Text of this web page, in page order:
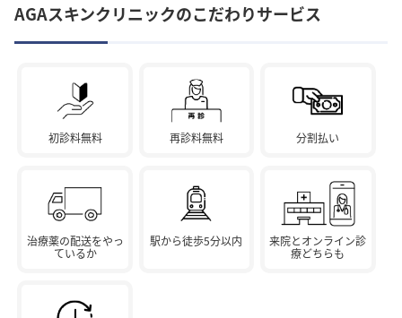
AGAスキンクリニックのこだわりサービス
初診料無料 再診料無料 分割払い
治療薬の配送をやっ
ているか
駅から徒歩5分以内
来院とオンライン診
療どちらも